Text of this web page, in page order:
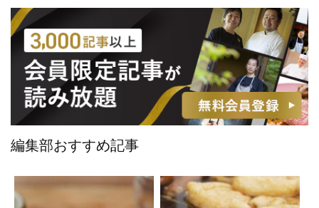
編集部おすすめ記事